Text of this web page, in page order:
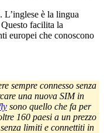
L’inglese è la lingua
facilita la
europei che conoscono
sempre connesso senza
una nuova SIM in
sono quello che fa per
160 paesi a un prezzo
limiti e connettiti in